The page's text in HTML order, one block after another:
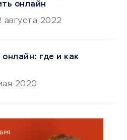
онлайн
августа 2022
где и как
2020